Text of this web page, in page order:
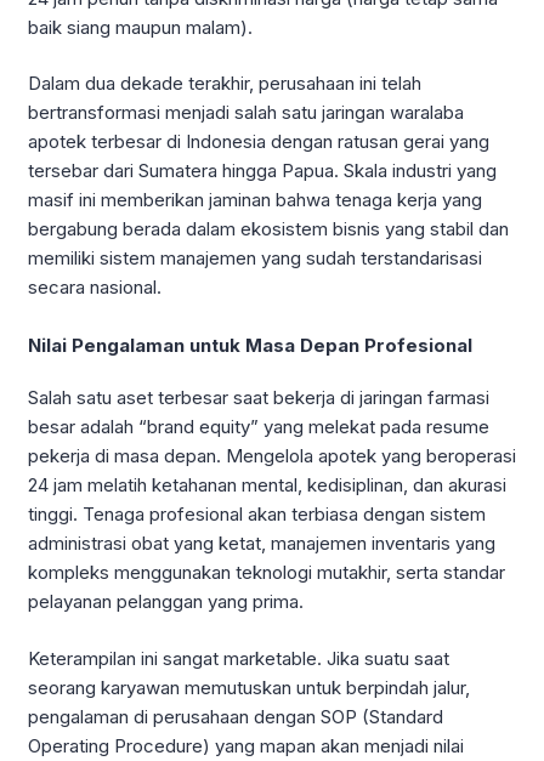
baik siang maupun malam).
Dalam dua dekade terakhir, perusahaan ini telah
bertransformasi menjadi salah satu jaringan waralaba
apotek terbesar di Indonesia dengan ratusan gerai yang
tersebar dari Sumatera hingga Papua. Skala industri yang
masif ini memberikan jaminan bahwa tenaga kerja yang
bergabung berada dalam ekosistem bisnis yang stabil dan
memiliki sistem manajemen yang sudah terstandarisasi
secara nasional.
Nilai Pengalaman untuk Masa Depan Profesional
Salah satu aset terbesar saat bekerja di jaringan farmasi
besar adalah “brand equity” yang melekat pada resume
pekerja di masa depan. Mengelola apotek yang beroperasi
24 jam melatih ketahanan mental, kedisiplinan, dan akurasi
tinggi. Tenaga profesional akan terbiasa dengan sistem
administrasi obat yang ketat, manajemen inventaris yang
kompleks menggunakan teknologi mutakhir, serta standar
pelayanan pelanggan yang prima.
Keterampilan ini sangat marketable. Jika suatu saat
seorang karyawan memutuskan untuk berpindah jalur,
pengalaman di perusahaan dengan SOP (Standard
Operating Procedure) yang mapan akan menjadi nilai